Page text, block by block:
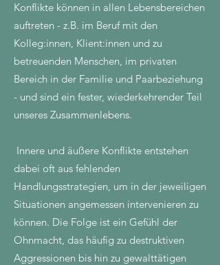
Konflikte können in allen Lebensbereichen
auftreten - z.B. im Beruf mit den
Kolleg:innen, Klient:innen und zu
betreuenden Menschen, im privaten
Bereich in der Familie und Paarbeziehung
- und sind ein fester, wiederkehrender Teil
unseres Zusammenlebens.
Innere und äußere Konflikte entstehen
dabei oft aus fehlenden
Handlungsstrategien, um in der jeweiligen
Situationen angemessen intervenieren zu
können. Die Folge ist ein Gefühl der
Ohnmacht, das häufig zu destruktiven
Aggressionen bis hin zu gewalttätigen